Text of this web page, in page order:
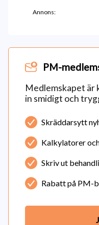
Annons:
PM-
Medlemskapet är
in smidigt och
Skräddarsytt
Kalkylatorer
Skriv ut
Rabatt på PM-